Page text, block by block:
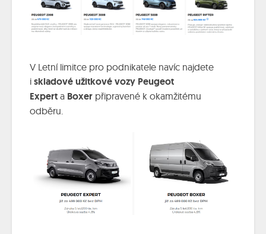
V Letní limitce pro podnikatele navíc najdete
i skladové užitkové vozy Peugeot
Expert a Boxer připravené k okamžitému
odběru.